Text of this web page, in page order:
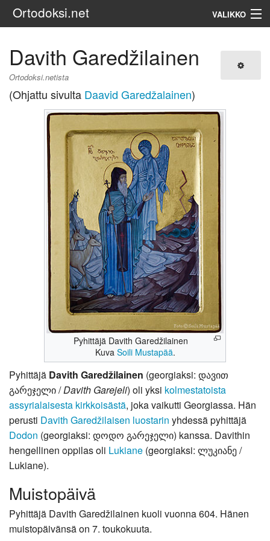
Ortodoksi.net VALIKKO
Davith Garedžilainen
Ortodoksi.netista
(Ohjattu sivulta Daavid Garedžalainen)
Pyhittäjä Davith Garedžilainen
Kuva Soili Mustapää.
Pyhittäjä Davith Garedžilainen (georgiaksi: დავით
გარეჯელი /Davith Garejeli) oli yksi kolmestatoista
assyrialaisesta kirkkoisästä, joka vaikutti Georgiassa. Hän
perusti Davith Garedžilaisen luostarin yhdessä pyhittäjä
Dodon (georgiaksi: დოდო გარეჯელი) kanssa. Davithin
hengellinen oppilas oli Lukiane (georgiaksi: ლუკიანე /
Lukiane).
Muistopäivä
Pyhittäjä Davith Garedžilainen kuoli vuonna 604. Hänen
muistopäivänsä on 7. toukokuuta.